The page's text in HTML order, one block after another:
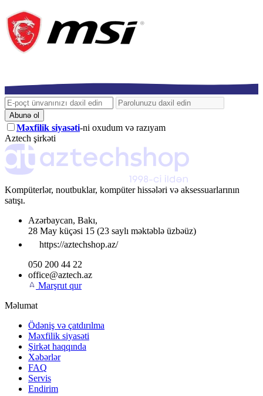
Abunə ol
Məxfilik siyasəti-ni oxudum və razıyam
Aztech şirkəti
Kompüterlər, noutbuklar, kompüter hissələri və aksessuarlarının
satışı.
Azərbaycan, Bakı,
28 May küçəsi 15 (23 saylı məktəblə üzbəüz)
https://aztechshop.az/
050 200 44 22
office@aztech.az
Marşrut qur
Məlumat
Ödəniş və çatdırılma
Məxfilik siyasəti
Şirkət haqqında
Xəbərlər
FAQ
Servis
Endirim